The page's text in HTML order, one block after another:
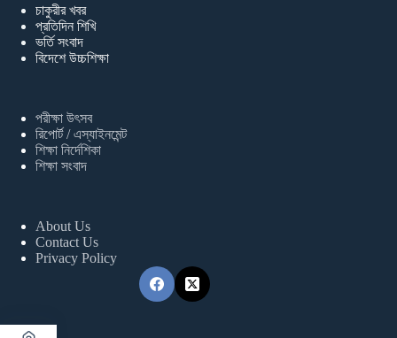
চাকুরীর খবর
প্রতিদিন শিখি
ভর্তি সংবাদ
বিদেশে উচ্চশিক্ষা
পরীক্ষা উৎসব
রিপোর্ট / এস্যাইনমেন্ট
শিক্ষা নির্দেশিকা
শিক্ষা সংবাদ
About Us
Contact Us
Privacy Policy